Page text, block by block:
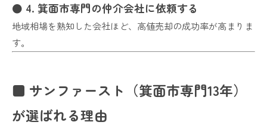
● 4. 箕面市専門の仲介会社に依頼する
地域相場を熟知した会社ほど、高値売却の成功率が高まりま
す。
■ サンファースト（箕面市専門13年）
が選ばれる理由